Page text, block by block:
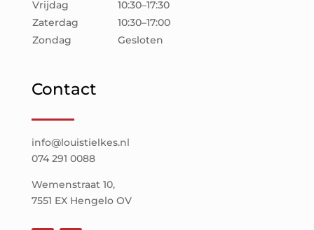
Vrijdag
10:30–17:30
Zaterdag
10:30–17:00
Zondag
Gesloten
Contact
info@louistielkes.nl
074 291 0088
Wemenstraat 10,
7551 EX Hengelo OV